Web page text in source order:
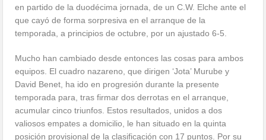
en partido de la duodécima jornada, de un C.W. Elche ante el
que cayó de forma sorpresiva en el arranque de la
temporada, a principios de octubre, por un ajustado 6-5.
Mucho han cambiado desde entonces las cosas para ambos
equipos. El cuadro nazareno, que dirigen ‘Jota’ Murube y
David Benet, ha ido en progresión durante la presente
temporada para, tras firmar dos derrotas en el arranque,
acumular cinco triunfos. Estos resultados, unidos a dos
valiosos empates a domicilio, le han situado en la quinta
posición provisional de la clasificación con 17 puntos. Por su